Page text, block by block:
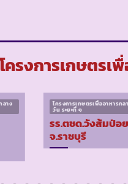
ครงการเกษตรเ
ลาง
โครงการเกษตรเพื่ออาหารกล
วัน ระยะที่ ๑
รร.ตชด.วังส้มป่อย
จ.ราชบุรี